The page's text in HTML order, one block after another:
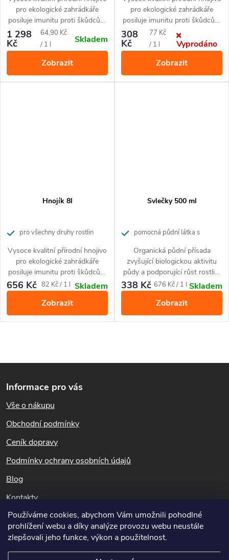
Používáme cookies, abychom Vám umožnili pohodlné
prohlížení webu a díky analýze provozu webu neustále
zlepšovali jeho funkce, výkon a použitelnost.
pro ekologické zahrádkáře
posiluje imunitu proti škůdcům
a nemocem rostlin.
1 298
Kč
Měrná
cena:
64,90 Kč
/ 1 l
Skladem
Zobrazit
pro ekologické zahrádkáře
posiluje imunitu proti škůdcům
a nemocem rostlin.
308
Kč
Měrná
cena:
77 Kč
/ 1 l
Vyprodáno
Zobrazit
Hnojík 8l
pro všechny druhy rostlin
Vysoce kvalitní přírodní hnojivo
pro ekologické zahrádkáře
posiluje imunitu proti škůdcům
a nemocem rostlin.
656 Kč Měrná
82 Kč / 1 l Skladem
Zobrazit
Svlečky 500 ml
pomocná půdní látka s
Organická půdní přísada
zvyšující biologickou aktivitu
půdy a podporující růst rostlin.
Přírodní produkt vhodný pro
všechny druhy rostlin.
338 Kč Měrná
676 Kč / 1 l Skladem
Zobrazit
l
á
d
a
c
í
p
r
á
p
a
Informace pro vás
Vše o nákupu
Obchodní podmínky
Ceník dopravy
Podmínky ochrany osobních údajů
Blog
Kontakty
Dotazy k objednávkám
info@hubeni-skudcu.cz